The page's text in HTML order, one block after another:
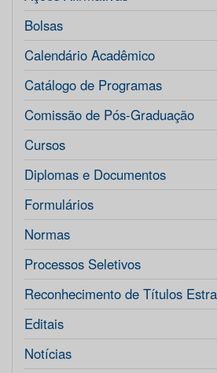
Bolsas
Calendário Acadêmico
Catálogo de Programas
Comissão de Pós-Graduação
Cursos
Diplomas e Documentos
Formulários
Normas
Processos Seletivos
Reconhecimento de Títulos
Editais
Notícias